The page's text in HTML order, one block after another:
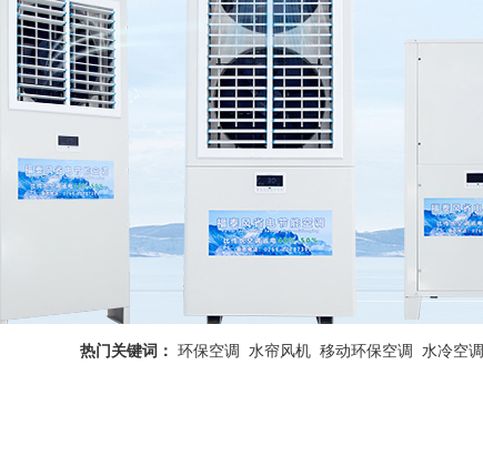
热门关键词： 环保空调 水帘风机 移动环保空调 水冷空调